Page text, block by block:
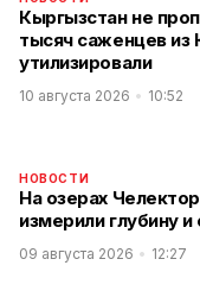
Кыргызстан не
тысяч саженцев из
утилизировали
10 августа 2026 10:52
НОВОСТИ
На озерах
измерили глубину
09 августа 2026 12:27